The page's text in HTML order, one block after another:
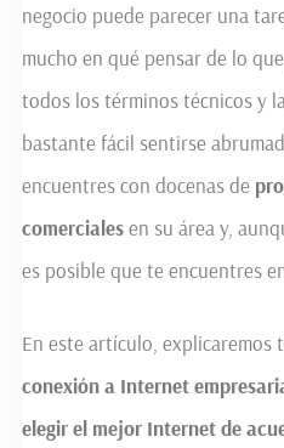
negocio puede parecer una
mucho en qué pensar de lo
todos los términos técnicos y
bastante fácil sentirse
encuentres con docenas de
comercialesen su área y,
es posible que te encuentres
En este artículo, explicaremos
conexión a Internet
elegir el mejor Internet de